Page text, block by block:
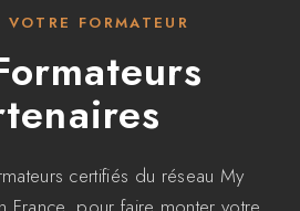
VOTRE FORMATEUR
certifiés du réseau My